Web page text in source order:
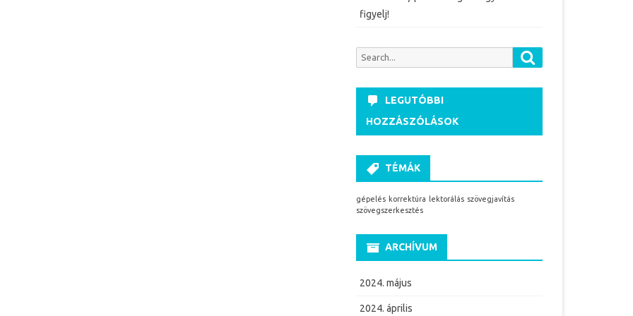
figyelj!
Search
LEGUTÓBBI
HOZZÁSZÓLÁSOK
TÉMÁK
gépelés korrektúra lektorálás szövegjavítás
szövegszerkesztés
ARCHÍVUM
2024. május
2024. április